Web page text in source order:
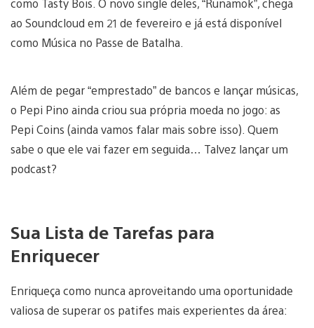
como Tasty Bois. O novo single deles, “Runamok”, chega
ao Soundcloud em 21 de fevereiro e já está disponível
como Música no Passe de Batalha.
Além de pegar “emprestado” de bancos e lançar músicas,
o Pepi Pino ainda criou sua própria moeda no jogo: as
Pepi Coins (ainda vamos falar mais sobre isso). Quem
sabe o que ele vai fazer em seguida… Talvez lançar um
podcast?
Sua Lista de Tarefas para
Enriquecer
Enriqueça como nunca aproveitando uma oportunidade
valiosa de superar os patifes mais experientes da área: